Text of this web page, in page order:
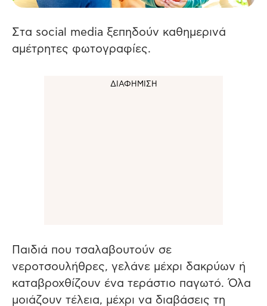
Στα social media ξεπηδούν καθημερινά
αμέτρητες φωτογραφίες.
Παιδιά που τσαλαβουτούν σε
νεροτσουλήθρες, γελάνε μέχρι δακρύων ή
καταβροχθίζουν ένα τεράστιο παγωτό. Όλα
μοιάζουν τέλεια, μέχρι να διαβάσεις τη